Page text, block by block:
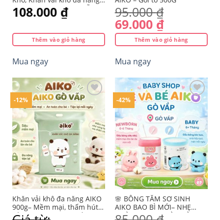
sản
phẩm
sản
phẩm
Aiko Túi 600g – Giao Mẫu
Ngẫu Nhiên
108.000 ₫
Thêm vào giỏ hàng
Mua ngay
95.000₫
Giá
gốc
là:
95.000 ₫.
69.000 ₫Giá
hiện
tại
Thêm vào giỏ hàng
Mua ngay
-12%
Yêu
thích
Khăn vải khô đa năng AIKO
900g– Mềm mại, thấm hút
tốt TẠI Mevabeaiko Hồ Chí
-42%
Yêu
thích
🌸 BÔNG TĂM SƠ SINH
AIKO BAO BÌ MỚI– NHẸ
NHÀNG & AN TOÀN TỪNG